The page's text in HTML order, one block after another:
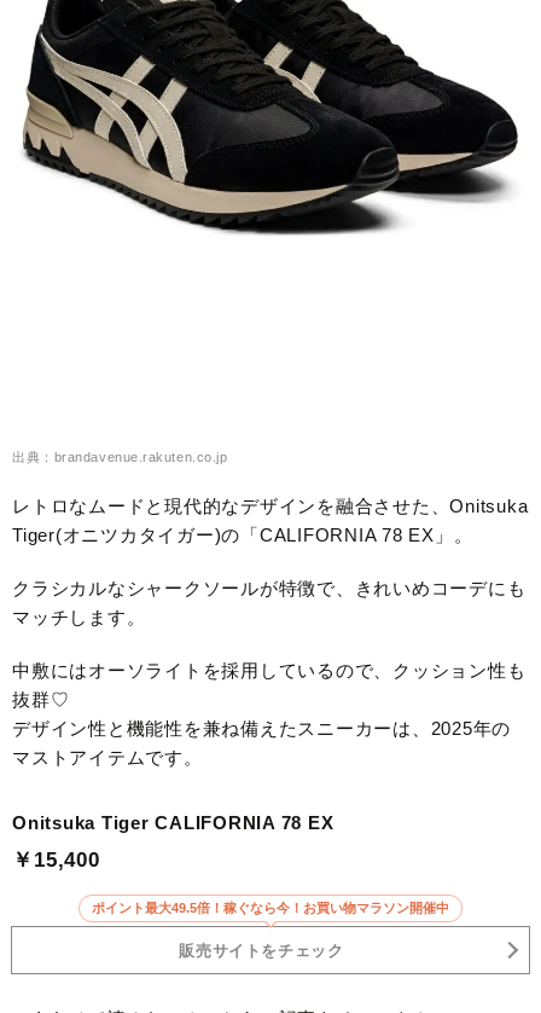
出典：brandavenue.rakuten.co.jp
レトロなムードと現代的なデザインを融合させた、Onitsuka
Tiger(オニツカタイガー)の「CALIFORNIA 78 EX」。
クラシカルなシャークソールが特徴で、きれいめコーデにも
マッチします。
中敷にはオーソライトを採用しているので、クッション性も
抜群♡
デザイン性と機能性を兼ね備えたスニーカーは、2025年の
マストアイテムです。
Onitsuka Tiger CALIFORNIA 78 EX
￥15,400
ポイント最大49.5倍！稼ぐなら今！お買い物マラソン開催中
販売サイトをチェック